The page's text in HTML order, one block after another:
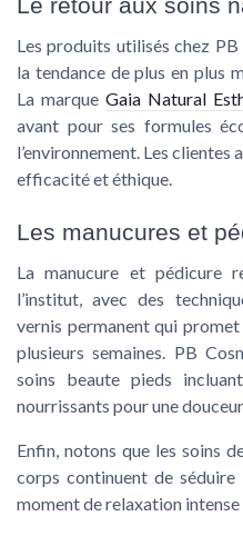
Le retour aux soins
Les produits utilisés chez
la tendance de plus en plus
La marqueGaia Natural
avant pour ses formules
l’environnement. Les
efficacité et éthique.
Les manucures et
Lamanucure et pédicure
l’institut, avec des
vernis permanentqui promet
plusieurs semaines. PB
soins beaute pieds
nourrissants pour une
Enfin, notons que les soins
corps continuent de
moment de relaxation